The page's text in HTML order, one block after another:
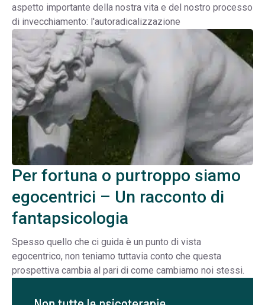
aspetto importante della nostra vita e del nostro processo
di invecchiamento: l'autoradicalizzazione
Per fortuna o purtroppo siamo
egocentrici – Un racconto di
fantapsicologia
Spesso quello che ci guida è un punto di vista
egocentrico, non teniamo tuttavia conto che questa
prospettiva cambia al pari di come cambiamo noi stessi.